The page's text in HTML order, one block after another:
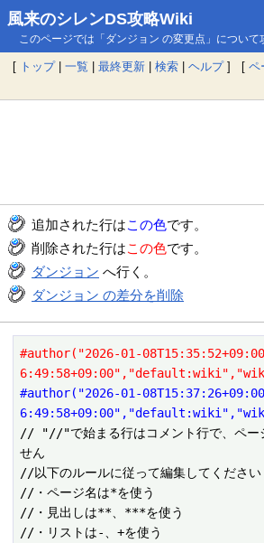
風来のシレンDS攻略Wiki
このページでは「ダンジョン の変更点」について
[ トップ| 一覧 | 最終更新 | 検索 | ヘルプ] [ ペ
追加された行はこの色です。
削除された行はこの色です。
ダンジョン へ行く。
ダンジョン の差分を削除
#author("2026-01-
#author("2026-01-
// "//"で始まる行はコメント行で、ペー
せん
//以下のルールに従って編集してください
//・ページ名は*を使う
//・見出しは**、***を使う
//・リストは-、+を使う